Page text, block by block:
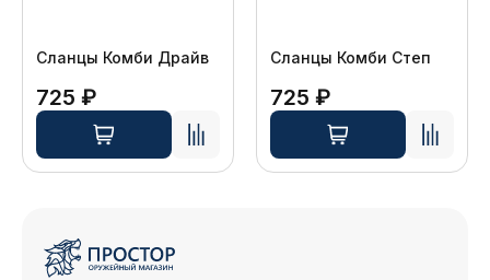
Сланцы Комби Драйв
725 ₽
Сланцы Комби Степ
725 ₽